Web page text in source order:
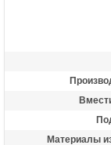
Материалы